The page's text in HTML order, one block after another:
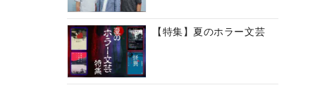
【特集】夏のホラー文芸